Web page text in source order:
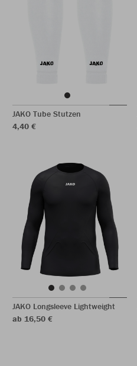
JAKO Tube Stutzen
4,40 €
JAKO Longsleeve Lightweight
ab 16,50 €